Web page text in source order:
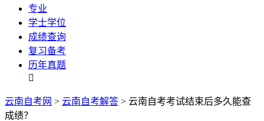
专业
学士学位
成绩查询
复习备考
历年真题

云南自考网 > 云南自考解答 > 云南自考考试结束后多久能查
成绩？